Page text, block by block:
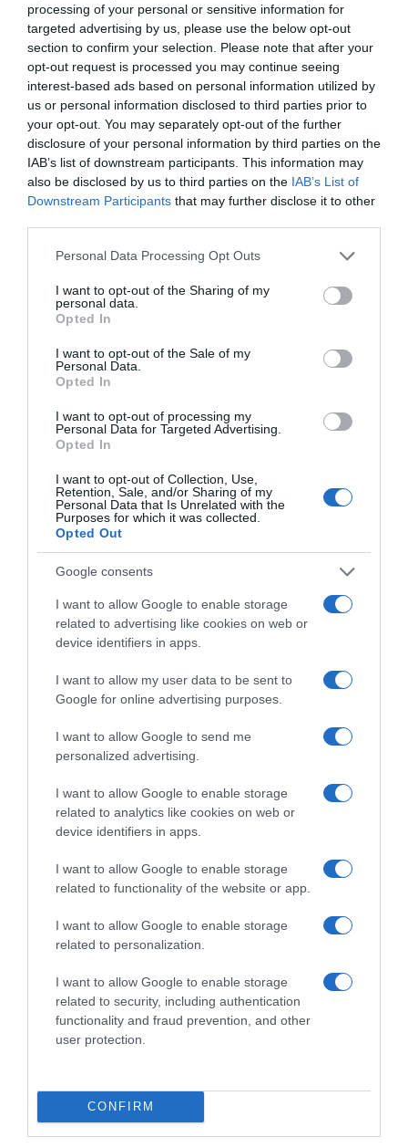
processing of your personal or sensitive information for
targeted advertising by us, please use the below opt-out
section to confirm your selection. Please note that after your
opt-out request is processed you may continue seeing
interest-based ads based on personal information utilized by
us or personal information disclosed to third parties prior to
your opt-out. You may separately opt-out of the further
disclosure of your personal information by third parties on the
IAB’s list of downstream participants. This information may
also be disclosed by us to third parties on the IAB’s List of
Downstream Participants that may further disclose it to other
Please note that this website/app uses one or more Google
not limited to your visit or usage behaviour. You may click to
grant or deny consent to Google and its third-party tags to
use your data for below specified purposes in below Google
consent section.
Personal Data Processing Opt Outs
I want to opt-out of the Sharing of my
personal data.
Opted In
I want to opt-out of the Sale of my
Personal Data.
Opted In
I want to opt-out of processing my
Personal Data for Targeted Advertising.
Opted In
I want to opt-out of Collection, Use,
Retention, Sale, and/or Sharing of my
Personal Data that Is Unrelated with the
Purposes for which it was collected.
Opted Out
Google consents
I want to allow Google to enable storage
related to advertising like cookies on web or
device identifiers in apps.
I want to allow my user data to be sent to
Google for online advertising purposes.
I want to allow Google to send me
personalized advertising.
I want to allow Google to enable storage
related to analytics like cookies on web or
device identifiers in apps.
I want to allow Google to enable storage
related to functionality of the website or app.
I want to allow Google to enable storage
related to personalization.
I want to allow Google to enable storage
related to security, including authentication
functionality and fraud prevention, and other
user protection.
CONFIRM
ΣΧΟΛΙΑ
ΕΛΛΑΔΑ
ΕΛΛΑΔΑ
Σαμοθράκη: Αίσιο τέλος για
έχασε τις αισθήσεις της – Σώθηκε
χάρη στην άμεση επέμβαση νεαρού
ναυαγοσώστη